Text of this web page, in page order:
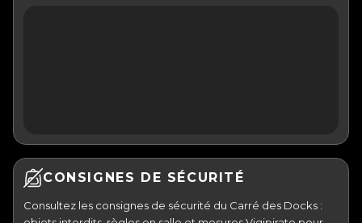
CONSIGNES DE SÉCURITÉ
Consultez les consignes de sécurité du Carré des Docks :